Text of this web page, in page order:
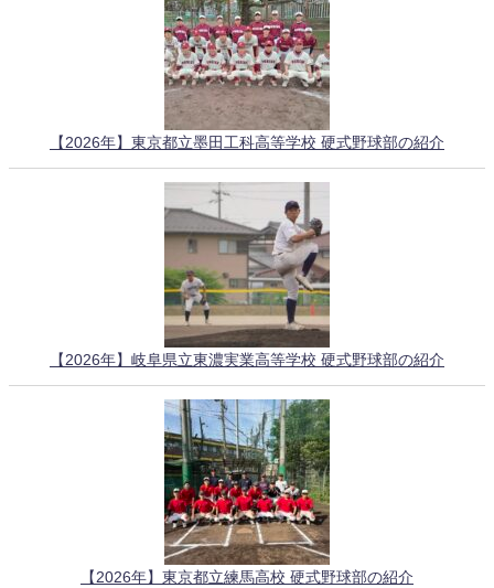
【2026年】東京都立墨田工科高等学校 硬式野球部の紹介
【2026年】岐阜県立東濃実業高等学校 硬式野球部の紹介
【2026年】東京都立練馬高校 硬式野球部の紹介